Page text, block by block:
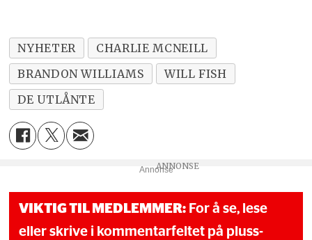
NYHETER
CHARLIE MCNEILL
BRANDON WILLIAMS
WILL FISH
DE UTLÅNTE
Annonse
VIKTIG TIL MEDLEMMER: For å se, lese
eller skrive i kommentarfeltet på pluss-